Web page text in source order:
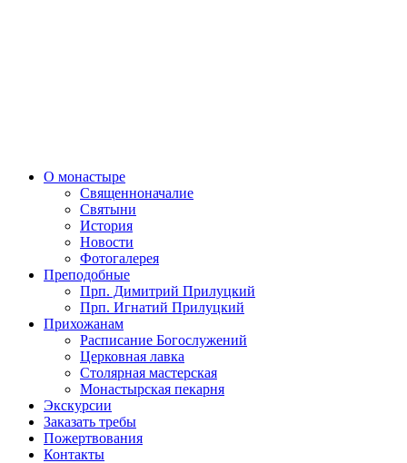
О монастыре
Священноначалие
Святыни
История
Новости
Фотогалерея
Преподобные
Прп. Димитрий Прилуцкий
Прп. Игнатий Прилуцкий
Прихожанам
Расписание Богослужений
Церковная лавка
Столярная мастерская
Монастырская пекарня
Экскурсии
Заказать требы
Пожертвования
Контакты